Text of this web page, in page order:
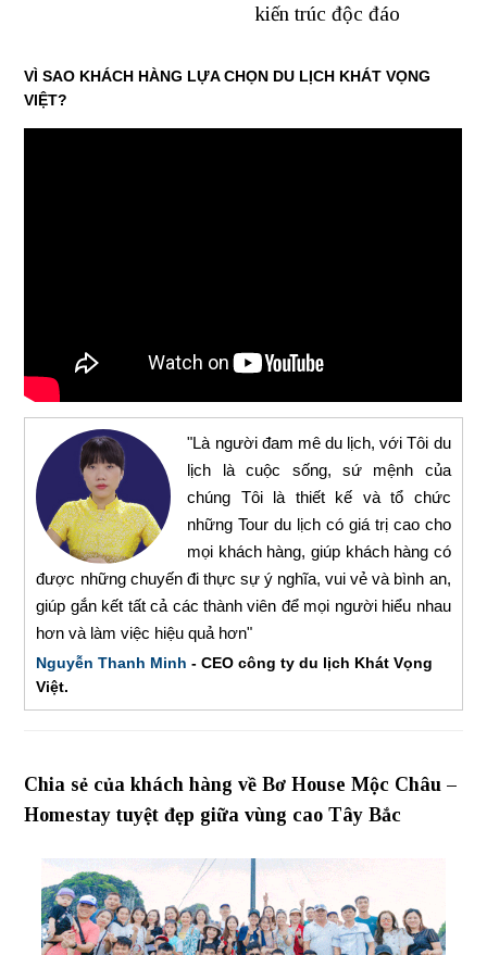
kiến trúc độc đáo
VÌ SAO KHÁCH HÀNG LỰA CHỌN DU LỊCH KHÁT VỌNG
VIỆT?
"Là người đam mê du lịch, với Tôi du
lịch là cuộc sống, sứ mệnh của
chúng Tôi là thiết kế và tổ chức
những Tour du lịch có giá trị cao cho
mọi khách hàng, giúp khách hàng có
được những chuyến đi thực sự ý nghĩa, vui vẻ và bình an,
giúp gắn kết tất cả các thành viên để mọi người hiểu nhau
hơn và làm việc hiệu quả hơn"
Nguyễn Thanh Minh - CEO công ty du lịch Khát Vọng
Việt.
Chia sẻ của khách hàng về Bơ House Mộc Châu –
Homestay tuyệt đẹp giữa vùng cao Tây Bắc